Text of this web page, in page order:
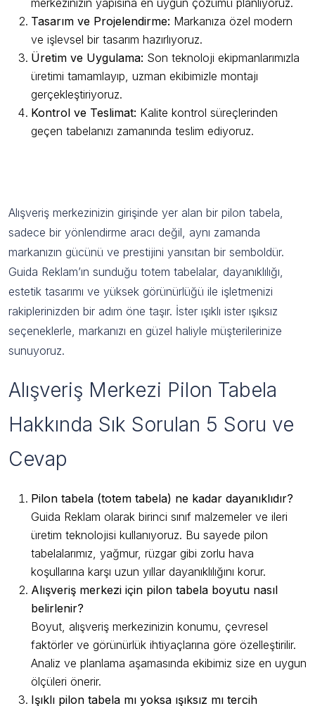
Tasarım ve Projelendirme: Markanıza özel modern
ve işlevsel bir tasarım hazırlıyoruz.
Üretim ve Uygulama: Son teknoloji ekipmanlarımızla
üretimi tamamlayıp, uzman ekibimizle montajı
gerçekleştiriyoruz.
Kontrol ve Teslimat: Kalite kontrol süreçlerinden
geçen tabelanızı zamanında teslim ediyoruz.
Alışveriş merkezinizin girişinde yer alan bir pilon tabela,
sadece bir yönlendirme aracı değil, aynı zamanda
markanızın gücünü ve prestijini yansıtan bir semboldür.
Guida Reklam’ın sunduğu totem tabelalar, dayanıklılığı,
estetik tasarımı ve yüksek görünürlüğü ile işletmenizi
rakiplerinizden bir adım öne taşır. İster ışıklı ister ışıksız
seçeneklerle, markanızı en güzel haliyle müşterilerinize
sunuyoruz.
Alışveriş Merkezi Pilon Tabela
Hakkında Sık Sorulan 5 Soru ve
Cevap
Pilon tabela (totem tabela) ne kadar dayanıklıdır?
Guida Reklam olarak birinci sınıf malzemeler ve ileri
üretim teknolojisi kullanıyoruz. Bu sayede pilon
tabelalarımız, yağmur, rüzgar gibi zorlu hava
koşullarına karşı uzun yıllar dayanıklılığını korur.
Alışveriş merkezi için pilon tabela boyutu nasıl
belirlenir?
Boyut, alışveriş merkezinizin konumu, çevresel
faktörler ve görünürlük ihtiyaçlarına göre özelleştirilir.
Analiz ve planlama aşamasında ekibimiz size en uygun
ölçüleri önerir.
Işıklı pilon tabela mı yoksa ışıksız mı tercih